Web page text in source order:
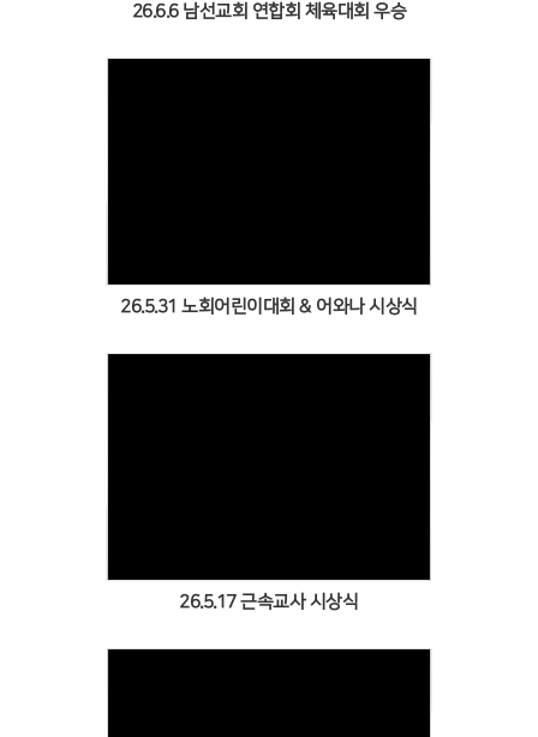
26.6.6 남선교회 연합회 체육대회 우승
26.5.31 노회어린이대회 & 어와나 시상식
26.5.17 근속교사 시상식